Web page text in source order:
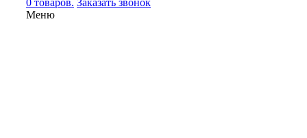
0 товаров. Заказать звонок
Меню